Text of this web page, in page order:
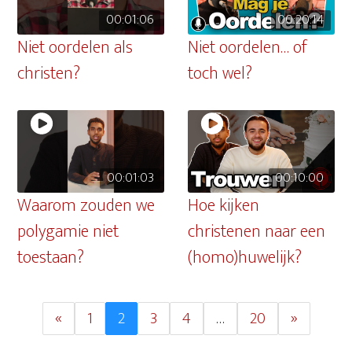
00:01:06
Niet oordelen als
christen?
00:20:14
Niet oordelen… of
toch wel?
00:01:03
Waarom zouden we
polygamie niet
toestaan?
00:10:00
Hoe kijken
christenen naar een
(homo)huwelijk?
« 1 2 3 4 … 20 »